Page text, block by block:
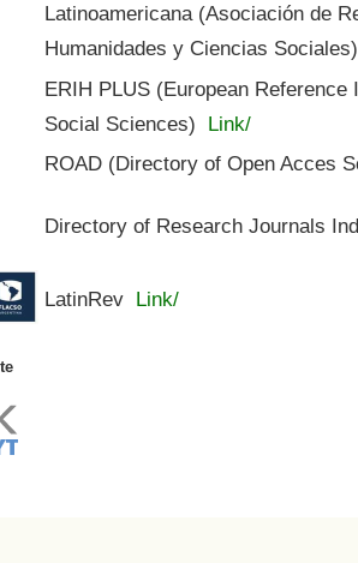
Latinoamericana (Asociación de
Humanidades y Ciencias Sociales)
ERIH PLUS (European
Social Sciences) Link/
ROAD (Directory of Open Acces
Directory of Research Journals
LatinRev Link/